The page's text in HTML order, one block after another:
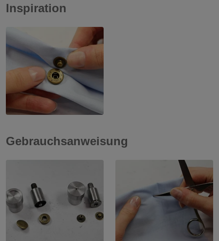
Inspiration
Gebrauchsanweisung